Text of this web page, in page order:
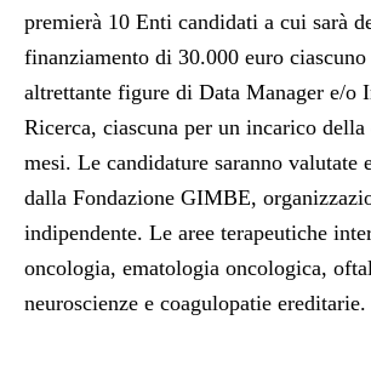
premierà 10 Enti candidati a cui sarà
finanziamento di 30.000 euro
altrettante figure di Data Manager e/o
Ricerca, ciascuna per un incarico
mesi. Le candidature saranno valutate
dalla Fondazione GIMBE,
indipendente. Le aree terapeutiche
oncologia, ematologia oncologica,
neuroscienze e coagulopatie ereditarie.